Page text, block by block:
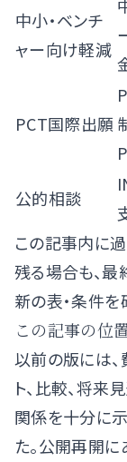
中小・ベンチ
ャー向け軽減
PCT国際出願
公的相談
この記事内に
残る場合も、
新の表・条件を
この記事の位
以前の版には、
ト、比較、将来
関係を十分に
た。公開再開